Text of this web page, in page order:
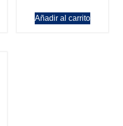
Añadir al carrito